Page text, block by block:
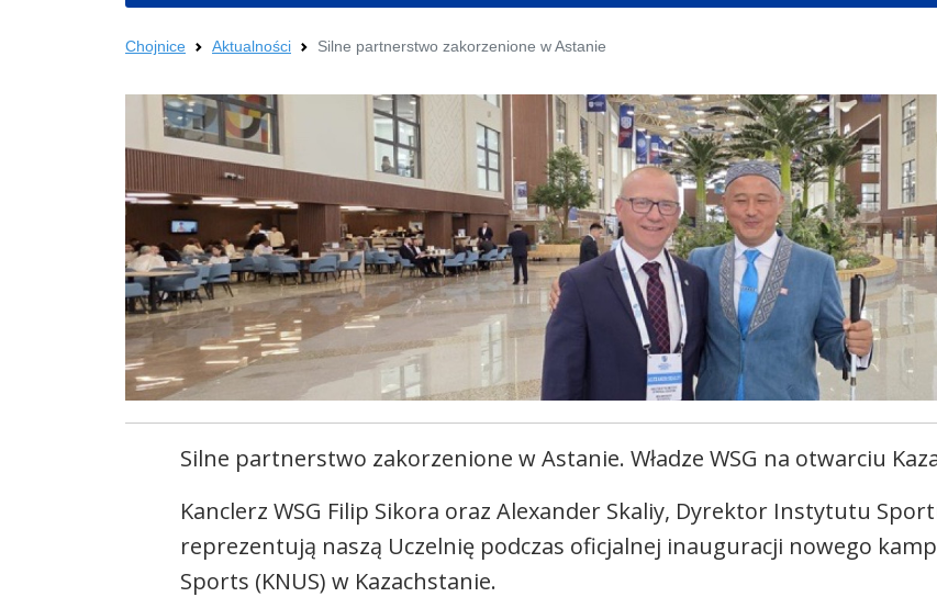
Chojnice Aktualności Silne partnerstwo zakorzenione w Astanie
Silne partnerstwo zakorzenione w Astanie. Władze WSG na otwarciu
Kanclerz WSG Filip Sikora oraz Alexander Skaliy, Dyrektor Instytutu
reprezentują naszą Uczelnię podczas oficjalnej inauguracji nowego
Sports (KNUS) w Kazachstanie.